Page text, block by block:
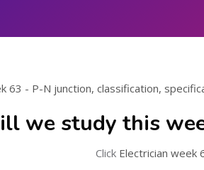
63 - P-N junction, classification,
we study this
Click Electrician week